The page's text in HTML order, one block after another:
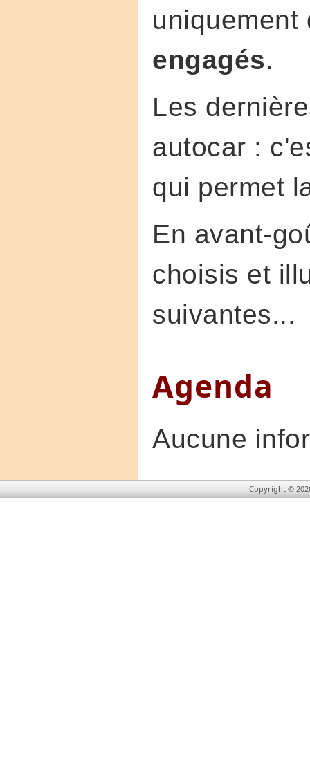
engagés.
Les
autocar :
qui permet
En avant-
choisis et
suivantes...
Agenda
Aucune
Copyright ©